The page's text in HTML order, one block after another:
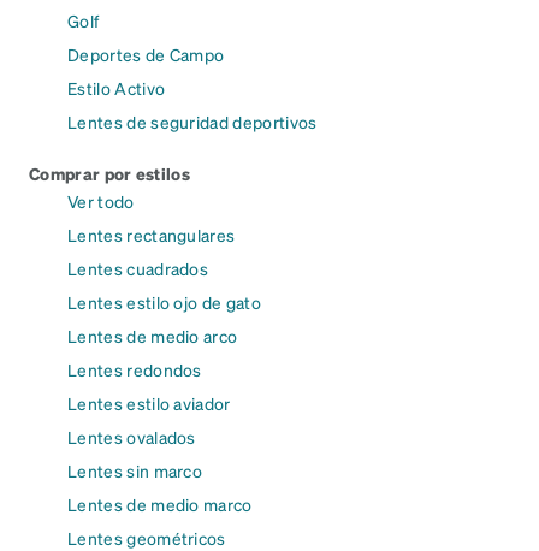
Golf
Deportes de Campo
Estilo Activo
Lentes de seguridad deportivos
Comprar por estilos
Ver todo
Lentes rectangulares
Lentes cuadrados
Lentes estilo ojo de gato
Lentes de medio arco
Lentes redondos
Lentes estilo aviador
Lentes ovalados
Lentes sin marco
Lentes de medio marco
Lentes geométricos